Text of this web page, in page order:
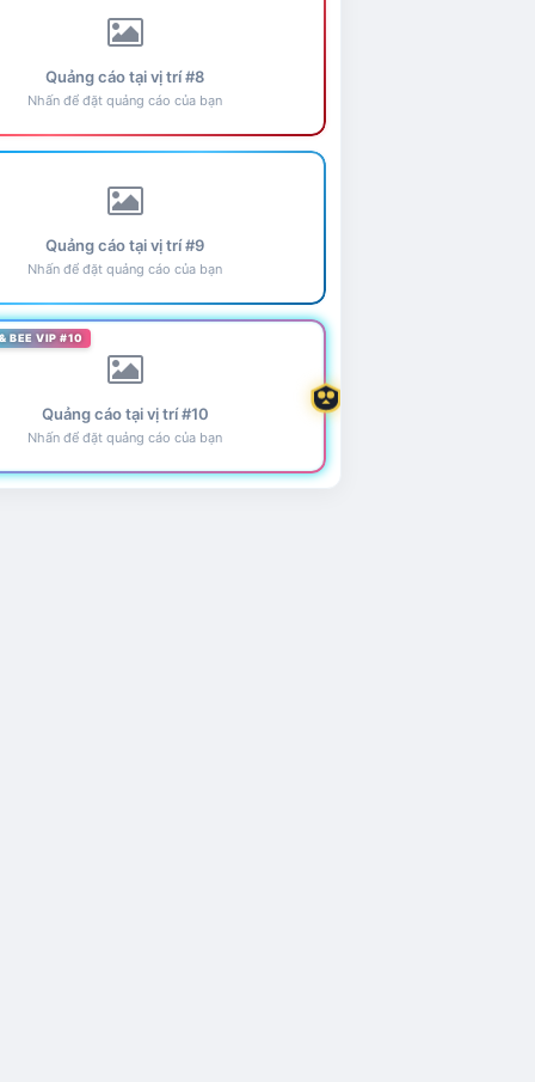
Quảng cáo tại vị trí #8
Nhấn để đặt quảng cáo của bạn
Quảng cáo tại vị trí #9
Nhấn để đặt quảng cáo của bạn
BEE VIP #10
Quảng cáo tại vị trí #10
Nhấn để đặt quảng cáo của bạn